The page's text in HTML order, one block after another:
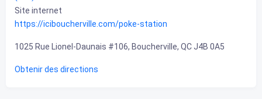
Site internet
https://iciboucherville.com/poke-station
1025 Rue Lionel-Daunais #106, Boucherville, QC J4B 0A5
Obtenir des directions